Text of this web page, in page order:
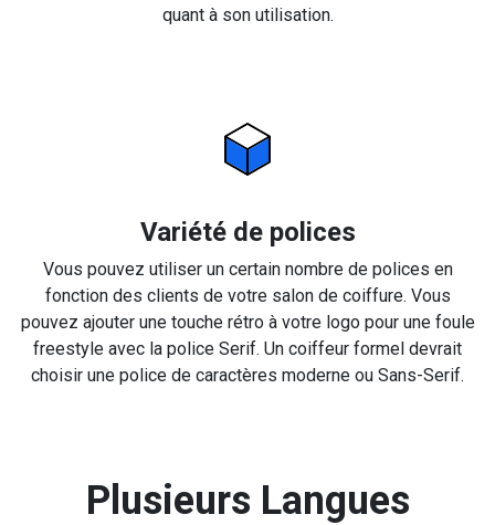
quant à son utilisation.
Variété de polices
Vous pouvez utiliser un certain nombre de polices en
fonction des clients de votre salon de coiffure. Vous
pouvez ajouter une touche rétro à votre logo pour une foule
freestyle avec la police Serif. Un coiffeur formel devrait
choisir une police de caractères moderne ou Sans-Serif.
Plusieurs Langues